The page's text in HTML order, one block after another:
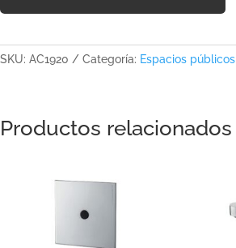
SKU: AC1920 Categoría: Espacios públicos
Productos relacionados